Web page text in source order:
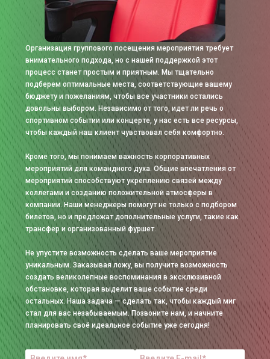
Организация группового посещения мероприятия требует
внимательного подхода, но с нашей поддержкой этот
процесс станет простым и приятным. Мы тщательно
подберем оптимальные места, соответствующие вашему
бюджету и пожеланиям, чтобы все участники остались
довольны выбором. Независимо от того, идет ли речь о
спортивном событии или концерте, у нас есть все ресурсы,
чтобы каждый наш клиент чувствовал себя комфортно.
Кроме того, мы понимаем важность корпоративных
мероприятий для командного духа. Общие впечатления от
мероприятий способствуют укреплению связей между
коллегами и созданию положительной атмосферы в
компании. Наши менеджеры помогут не только с подбором
билетов, но и предложат дополнительные услуги, такие как
трансфер и организованный фуршет.
Не упустите возможность сделать ваше мероприятие
уникальным. Заказывая ложу, вы получите возможность
создать великолепные воспоминания в эксклюзивной
обстановке, которая выделит ваше событие среди
остальных. Наша задача — сделать так, чтобы каждый миг
стал для вас незабываемым. Позвоните нам, и начните
планировать своё идеальное событие уже сегодня!